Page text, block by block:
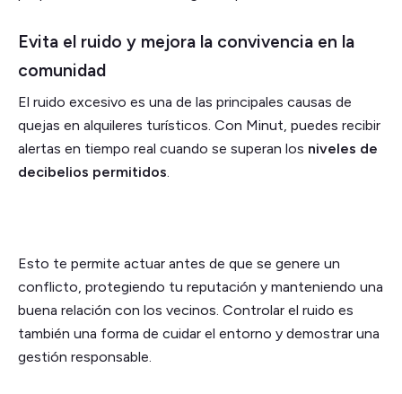
Evita el ruido y mejora la convivencia en la
comunidad
El ruido excesivo es una de las principales causas de
quejas en alquileres turísticos. Con Minut, puedes recibir
alertas en tiempo real cuando se superan los niveles de
decibelios permitidos.
Esto te permite actuar antes de que se genere un
conflicto, protegiendo tu reputación y manteniendo una
buena relación con los vecinos. Controlar el ruido es
también una forma de cuidar el entorno y demostrar una
gestión responsable.